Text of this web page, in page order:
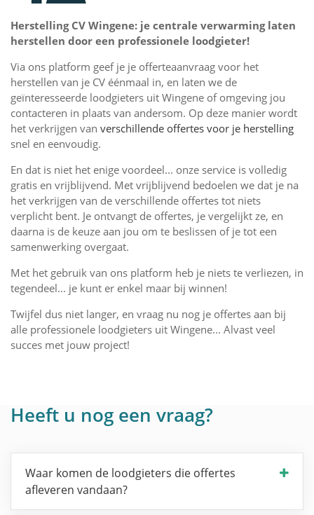
Herstelling CV Wingene: je centrale verwarming laten
herstellen door een professionele loodgieter!
Via ons platform geef je je offerteaanvraag voor het
herstellen van je CV éénmaal in, en laten we de
geïnteresseerde loodgieters uit Wingene of omgeving jou
contacteren in plaats van andersom. Op deze manier wordt
het verkrijgen van verschillende offertes voor je herstelling
snel en eenvoudig.
En dat is niet het enige voordeel... onze service is volledig
gratis en vrijblijvend. Met vrijblijvend bedoelen we dat je na
het verkrijgen van de verschillende offertes tot niets
verplicht bent. Je ontvangt de offertes, je vergelijkt ze, en
daarna is de keuze aan jou om te beslissen of je tot een
samenwerking overgaat.
Met het gebruik van ons platform heb je niets te verliezen, in
tegendeel... je kunt er enkel maar bij winnen!
Twijfel dus niet langer, en vraag nu nog je offertes aan bij
alle professionele loodgieters uit Wingene... Alvast veel
succes met jouw project!
Heeft u nog een vraag?
Waar komen de loodgieters die offertes
afleveren vandaan?